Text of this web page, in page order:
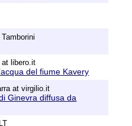
at libero.it
del fiume Kavery
at virgilio.it
Ginevra diffusa da